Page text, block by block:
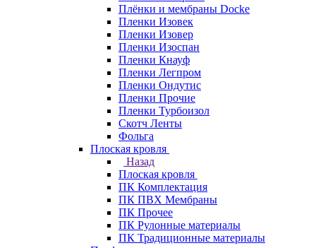
Плёнки и мембраны Docke
Пленки Изовек
Пленки Изовер
Пленки Изоспан
Пленки Кнауф
Пленки Легпром
Пленки Ондутис
Пленки Прочие
Пленки Турбоизол
Скотч Ленты
Фольга
Плоская кровля
Назад
Плоская кровля
ПК Комплектация
ПК ПВХ Мембраны
ПК Прочее
ПК Рулонные материалы
ПК Традиционные материалы